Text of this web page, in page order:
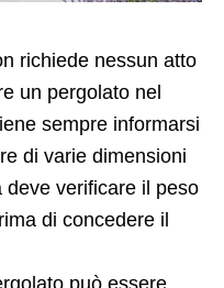
richiede nessun atto
un pergolato nel
sempre informarsi
di varie dimensioni
verificare il peso
di concedere il
può essere